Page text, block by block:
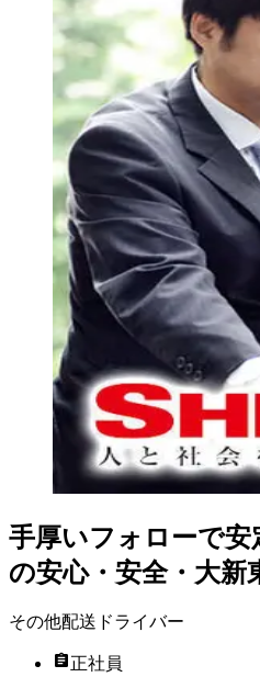
手厚いフォローで安
の安心・安全・大新
その他配送ドライバー
正社員